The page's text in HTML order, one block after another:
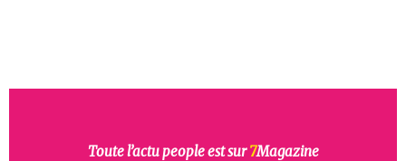
Toute l’actu people est sur7Magazine